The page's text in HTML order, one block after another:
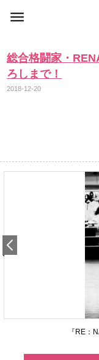
総合格闘家・
ろしまで！
2018-12-20
『RE：